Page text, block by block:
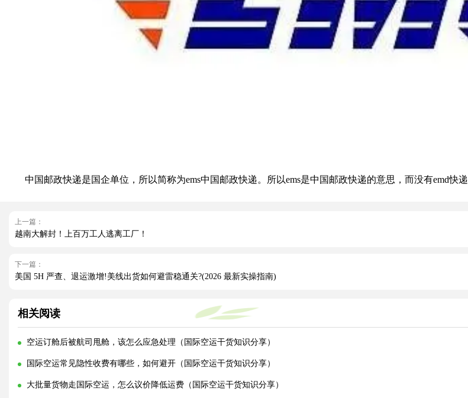
中国邮政快递是国企单位，所以简称为ems中国邮政快递。所以ems是中国邮政快递的意思，而没有emd快递
上一篇：
越南大解封！上百万工人逃离工厂！
下一篇：
美国 5H 严查、退运激增!美线出货如何避雷稳通关?(2026 最新实操指南)
相关阅读
空运订舱后被航司甩舱，该怎么应急处理（国际空运干货知识分享）
国际空运常见隐性收费有哪些，如何避开（国际空运干货知识分享）
大批量货物走国际空运，怎么议价降低运费（国际空运干货知识分享）